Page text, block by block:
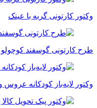
وکتور کارتونی گربه با عینک
طرح کارتونی گوسفند کوچولو
وکتور لایه‌باز کودکانه عروس